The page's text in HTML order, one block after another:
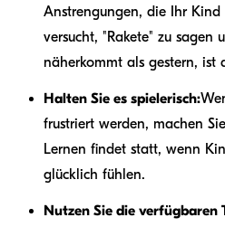
Anstrengungen, die Ihr
versucht, "Rakete" zu sagen
näherkommt als gestern, ist
Halten Sie es spielerisch:
frustriert werden, machen
Lernen findet statt, wenn
glücklich fühlen.
Nutzen Sie die verfügbaren